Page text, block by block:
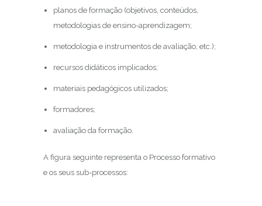
planos de formação (objetivos, conteúdos,
metodologias de ensino-aprendizagem;
metodologia e instrumentos de avaliação, etc.);
recursos didáticos implicados;
materiais pedagógicos utilizados;
formadores;
avaliação da formação.
A figura seguinte representa o Processo formativo
e os seus sub-processos: